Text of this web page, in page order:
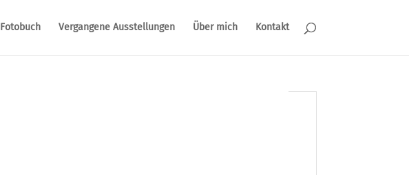
Fotobuch Vergangene Ausstellungen Über mich Kontakt